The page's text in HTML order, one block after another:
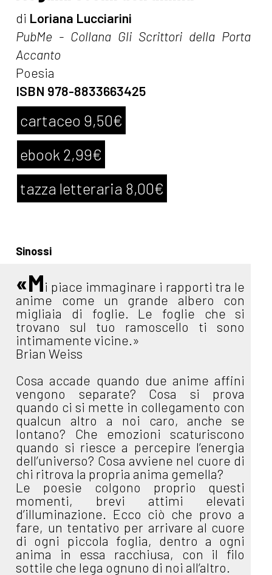
di Loriana Lucciarini
PubMe - Collana Gli Scrittori della Porta
Accanto
Poesia
ISBN 978-8833663425
cartaceo 9,50€
ebook 2,99€
tazza letteraria 8,00€
Sinossi
«Mi piace immaginare i rapporti tra le
anime come un grande albero con
migliaia di foglie. Le foglie che si
trovano sul tuo ramoscello ti sono
intimamente vicine.»
Brian Weiss
Cosa accade quando due anime affini
vengono separate? Cosa si prova
quando ci si mette in collegamento con
qualcun altro a noi caro, anche se
lontano? Che emozioni scaturiscono
quando si riesce a percepire l’energia
dell’universo? Cosa avviene nel cuore di
chi ritrova la propria anima gemella?
Le poesie colgono proprio questi
momenti, brevi attimi elevati
d’illuminazione. Ecco ciò che provo a
fare, un tentativo per arrivare al cuore
di ogni piccola foglia, dentro a ogni
anima in essa racchiusa, con il filo
sottile che lega ognuno di noi all’altro.